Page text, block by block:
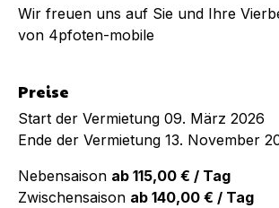
Wir freuen uns auf Sie und Ihre
von 4pfoten-mobile
Preise
Start der Vermietung 09. März 2026
Ende der Vermietung 13. November
Nebensaison ab 115,00 € / Tag
Zwischensaison ab 140,00 € / Tag